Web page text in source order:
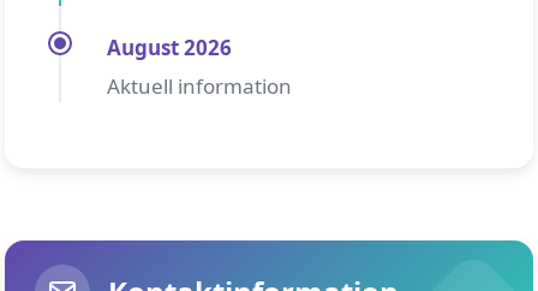
August 2026
Aktuell information